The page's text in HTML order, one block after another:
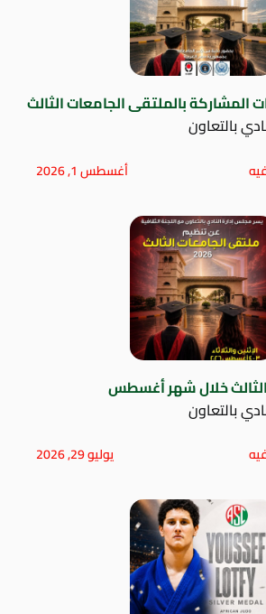
المشاركة بالملتقى الجامعات الثالث
بالتعاون
أغسطس 1, 2026
خلال شهر أغسطس
بالتعاون
يوليو 29, 2026